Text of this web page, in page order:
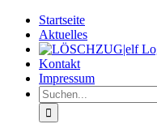
Zum
Inhalt
springen
Startseite
Aktuelles
Kontakt
Impressum
Suche
nach: